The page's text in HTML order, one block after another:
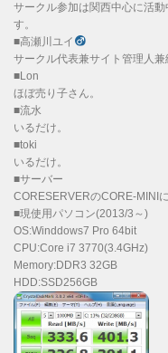
サークル参加は関西中心に活
す。
■高瀬川ユイ
サークル代表兼サイト管理人兼
■Lon
ほぼ売り子さん。
■流水
いるだけ。
■toki
いるだけ。
■サーバー
CORESERVERのCORE-MINI
■現使用パソコン(2013/3～)
OS:Winddows7 Pro 64bit
CPU:Core i7 3770(3.4GHz)
Memory:DDR3 32GB
HDD:SSD256GB